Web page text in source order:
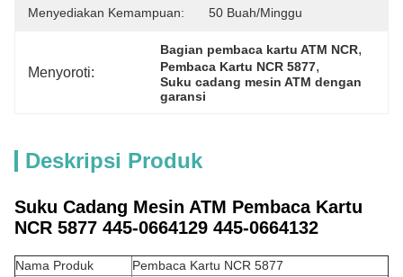
Menyediakan Kemampuan: 50 Buah/minggu
Menyoroti:
Bagian pembaca kartu ATM NCR,
Pembaca Kartu NCR 5877,
Suku cadang mesin ATM dengan
garansi
Deskripsi Produk
Suku Cadang Mesin ATM Pembaca Kartu
NCR 5877 445-0664129 445-0664132
Nama Produk
Pembaca Kartu NCR 5877